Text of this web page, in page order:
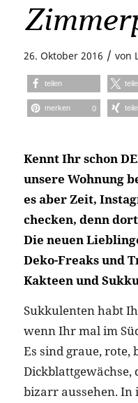
26. Oktober 2016 / von
teilen
merken 0
Kennt Ihr schon
unsere Wohnung
es aber Zeit,
checken, denn
Die neuen
Deko-Freaks und
Kakteen und
Sukkulenten habt
wenn Ihr mal im
Es sind graue, rote,
bizarr aussehen.